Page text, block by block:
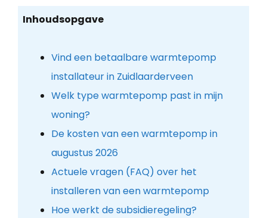
Inhoudsopgave
Vind een betaalbare warmtepomp
installateur in Zuidlaarderveen
Welk type warmtepomp past in mijn
woning?
De kosten van een warmtepomp in
augustus 2026
Actuele vragen (FAQ) over het
installeren van een warmtepomp
Hoe werkt de subsidieregeling?